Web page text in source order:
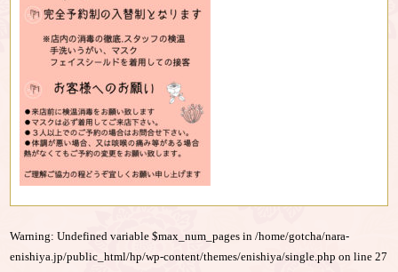
Warning: Undefined variable $max_num_pages in/home/gotcha/nara-
enishiya.jp/public_html/hp/wp-content/themes/enishiya/single.php on line27